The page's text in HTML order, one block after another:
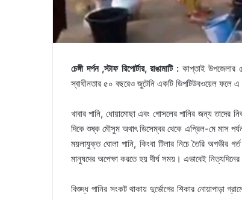
চেঙ্গী দর্পন ,স্টাফ রিপোর্টার, রাঙামাটি : কাপ্তাই উপজেলার
স্বাধীনতার ৫০ বছরেও জুটেনি একটি ডিপটিউবওয়েল ফলে এ
খাবার পানি, ধোয়ামোছা এবং গোসলের পানির জন্য তাদের
দিকে শুষ্ক মৌসুম অথাৎ ডিসেম্বর থেকে এপ্রিল-মে মাস
ময়লাযুক্ত ঘোলা পানি, কিংবা টিলার নিচে তৈরি অগভীর
মানুষদের অপেক্ষা করতে হয় দীর্ঘ সময়। এভাবেই নিত্যদিনের
বিশুদ্ধ পানির সংকট থাকায় দুর্ভোগের শিকার নোয়াপাড়া